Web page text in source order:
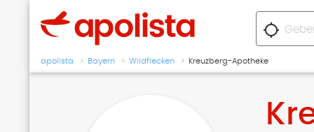
location_searching
apolista Bayern Wildflecken Kreuzberg-Apotheke